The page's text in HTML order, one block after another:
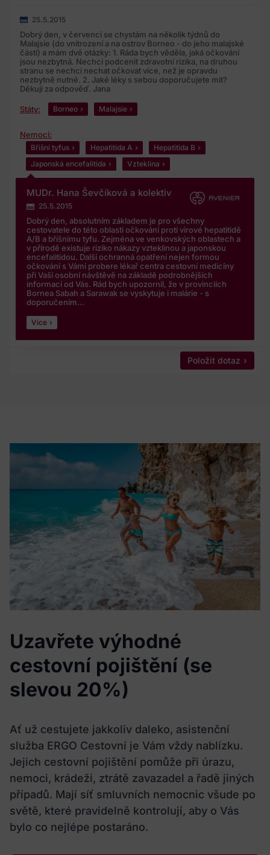
25.5.2015
Dobrý den, v červenci se chystám na několik týdnů do
Malajsie (do vnitrození a na ostrov Borneo - do jeho malajské
části) a mám dvě otázky: 1. Ráda bych věděla, jaká očkování
jsou nezbytná. Nechci podcenit zdravotní rizika, na druhou
stranu se nechci nechat očkovat více, než je opravdu
nezbytně nutné. 2. Jaké léky s sebou doporučujete mít?
Děkuji za odpověď. Jana
Státy: Borneo Malajsie
Nemoci:
Břišní tyfus Hepatitida A
Hepatitida B
Japonská encefalitida
Vzteklina
MUDr. Hana Ševčíková a kolektiv
25.5.2015
Dobrý den, absolutním základem je pro všechny
cestovatele do této oblasti očkování proti virové hepatitidě
A/B a břišnímu tyfu. Zejména ve venkovských oblastech a
v přírodě existuje riziko nákazy vzteklinou a japonskou
encefalitidou. Další ochranná opatření nejen formou
očkování s Vámi probere lékař centra cestovní medicíny
při Vaší osobní návštěvě na základě podrobnějších
informací od Vás. Rád bych upozornil, že v provinciích
Bornea Sabah a Sarawak se vyskytuje i malárie - s
doporučením...
Více
Položit dotaz
Uzavřete výhodné
cestovní pojištění (se
slevou 20%)
Ať už cestujete jakkoliv daleko, asistenční
služba ERGO Cestovní je Vám vždy nablízku.
Jejich cestovní pojištění pomůže při úrazu,
nemoci, krádeži, ztrátě zavazadel a řadě jiných
případů. Mají síť smluvních nemocnic všude po
světě, které pravidelně kontrolují, aby o Vás
bylo co nejlépe postaráno.